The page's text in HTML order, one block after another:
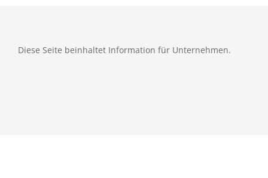
Diese Seite beinhaltet Information für Unternehmen.